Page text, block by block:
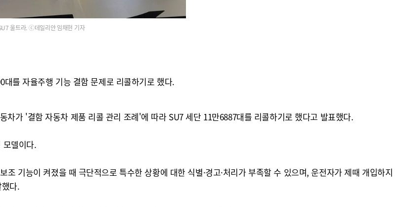
울트라. ⓒ데일리안 임채현 기자
를 자율주행 기능 결함 문제로 리콜하기로 했다.
가 '결함 자동차 제품 리콜 관리 조례'에 따라 SU7 세단 11만6887대를 리콜하기로 했다고 발표했다.
모델이다.
기능이 켜졌을 때 극단적으로 특수한 상황에 대한 식별·경고·처리가 부족할 수 있으며, 운전자가 제때 개입하지
다.